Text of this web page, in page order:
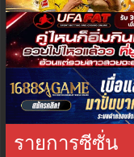
รายการซีซั่น